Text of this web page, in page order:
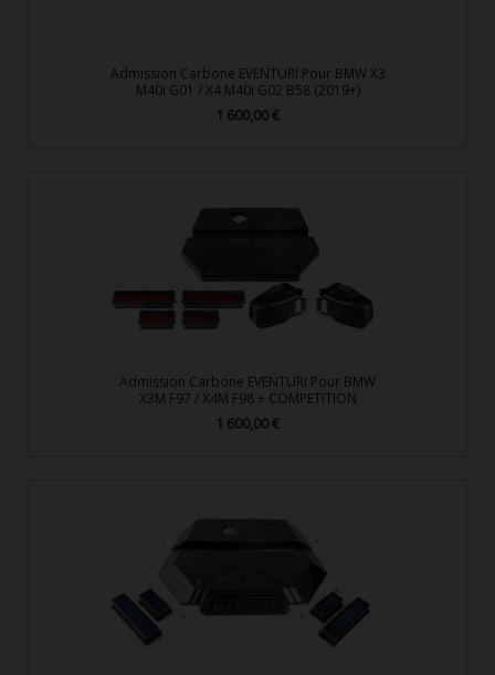
Admission Carbone EVENTURI Pour BMW X3
M40i G01 / X4 M40i G02 B58 (2019+)
Prix
1 600,00 €
Admission Carbone EVENTURI Pour BMW
X3M F97 / X4M F98 + COMPETITION
Prix
1 600,00 €